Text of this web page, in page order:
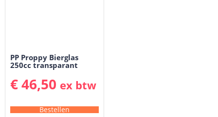
PP Proppy Bierglas
250cc transparant
€46,50 ex btw
Bestellen